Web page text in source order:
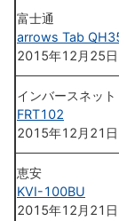
富士通
arrows Tab
2015年12月25日
インバースネット
FRT102
2015年12月21日
恵安
KVI-100BU
2015年12月21日